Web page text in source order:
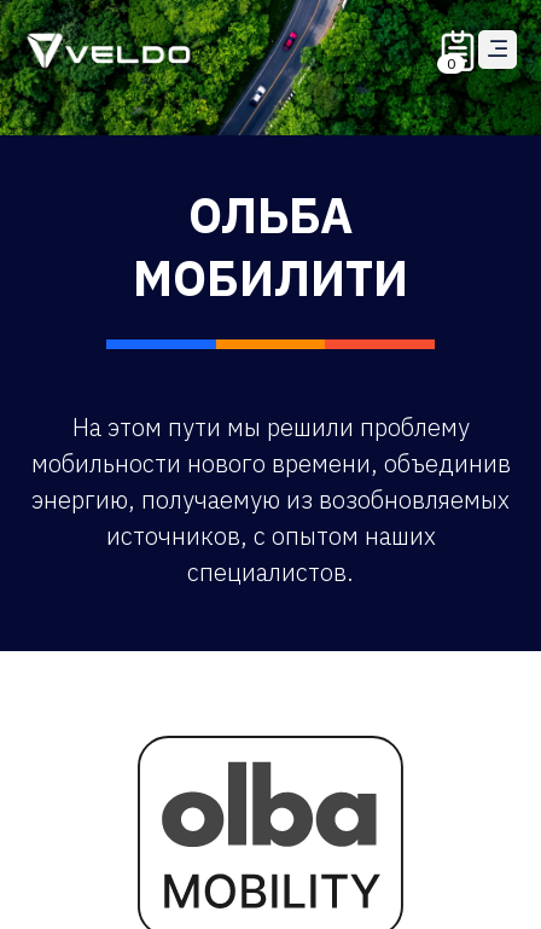
0
ОЛЬБА
МОБИЛИТИ
На этом пути мы решили проблему
мобильности нового времени, объединив
энергию, получаемую из возобновляемых
источников, с опытом наших
специалистов.